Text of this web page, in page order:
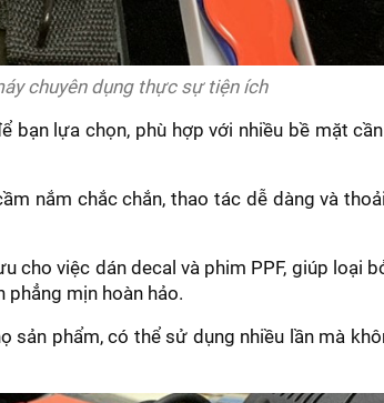
chuyên dụng thực sự tiện ích
bạn lựa chọn, phù hợp với nhiều bề mặt
nắm chắc chắn, thao tác dễ dàng và
cho việc dán decal và phim PPF, giúp loại
phẳng mịn hoàn hảo.
sản phẩm, có thể sử dụng nhiều lần mà